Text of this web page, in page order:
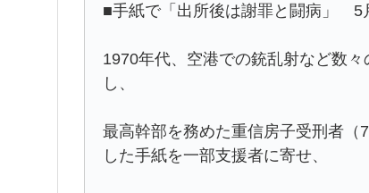
■手紙で「出所後は謝罪と闘病」 5
1970年代、空港での銃乱射など数
し、
最高幹部を務めた重信房子受刑者
した手紙を一部支援者に寄せ、